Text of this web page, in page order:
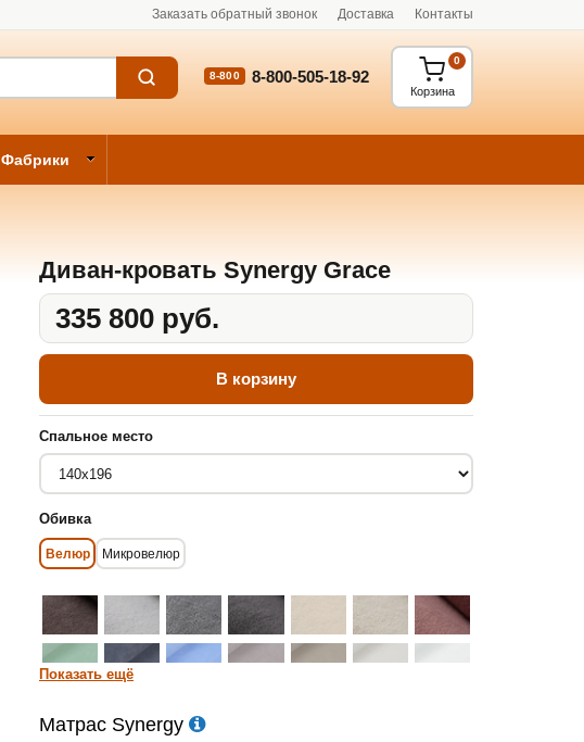
Заказать обратный звонок Доставка Контакты
8-800 8-800-505-18-92
Корзина
0
Фабрики
Диван-кровать Synergy Grace
335 800 руб.
В корзину
Спальное место
Обивка
Велюр Микровелюр
Показать ещё
Матрас Synergy